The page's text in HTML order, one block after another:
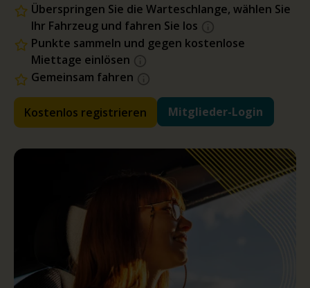
Überspringen Sie die Warteschlange, wählen Sie
Ihr Fahrzeug und fahren Sie los
Punkte sammeln und gegen kostenlose
Miettage einlösen
Gemeinsam fahren
Kostenlos registrieren Mitglieder-Login